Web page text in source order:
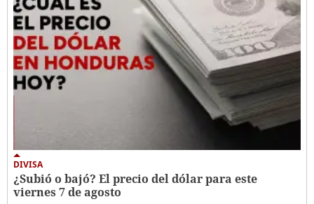
DIVISA
¿Subió o bajó? El precio del dólar para este
viernes 7 de agosto